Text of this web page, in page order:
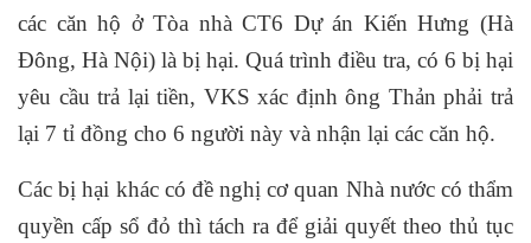
các căn hộ ở Tòa nhà CT6 Dự án Kiến Hưng (Hà
Đông, Hà Nội) là bị hại. Quá trình điều tra, có 6 bị hại
yêu cầu trả lại tiền, VKS xác định ông Thản phải trả
lại 7 tỉ đồng cho 6 người này và nhận lại các căn hộ.
Các bị hại khác có đề nghị cơ quan Nhà nước có thẩm
quyền cấp sổ đỏ thì tách ra để giải quyết theo thủ tục